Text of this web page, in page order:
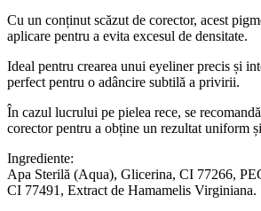
Cu un conținut scăzut de corector, acest
aplicare pentru a evita excesul de densitate.
Ideal pentru crearea unui eyeliner precis și
perfect pentru o adâncire subtilă a privirii.
În cazul lucrului pe pielea rece, se
corector pentru a obține un rezultat uniform
Ingrediente:
Apa Sterilă (Aqua), Glicerina, CI 77266,
CI 77491, Extract de Hamamelis Virginiana.